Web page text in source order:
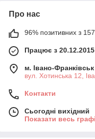
Про нас
96% позитивних з 157
Працює з 20.12.2015
м. Івано-Франківськ
вул. Хотинська 12,
Контакти
Сьогодні вихідний
Показати весь